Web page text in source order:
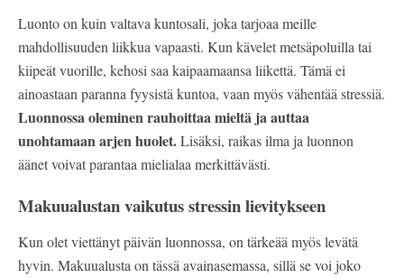
Luonto on kuin valtava kuntosali, joka tarjoaa meille
mahdollisuuden liikkua vapaasti. Kun kävelet metsäpoluilla tai
kiipeät vuorille, kehosi saa kaipaamaansa liikettä. Tämä ei
ainoastaan paranna fyysistä kuntoa, vaan myös vähentää stressiä.
Luonnossa oleminen rauhoittaa mieltä ja auttaa
unohtamaan arjen huolet.Lisäksi, raikas ilma ja luonnon
äänet voivat parantaa mielialaa merkittävästi.
Makuualustan vaikutus stressin lievitykseen
Kun olet viettänyt päivän luonnossa, on tärkeää myös levätä
hyvin. Makuualusta on tässä avainasemassa, sillä se voi joko